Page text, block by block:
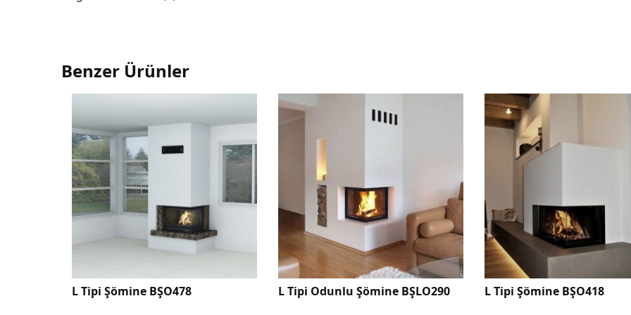
Benzer Ürünler
L Tipi Odunlu Şömine BŞLO290 L Tipi Şömine BŞO418 L Tipi Şömine BŞO623